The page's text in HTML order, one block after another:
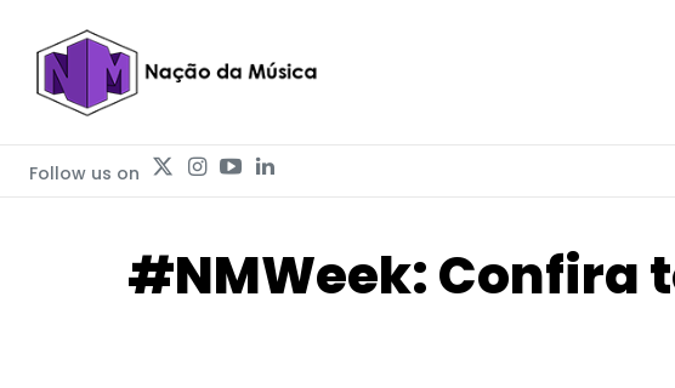
Follow us on
#NMWeek: Confira